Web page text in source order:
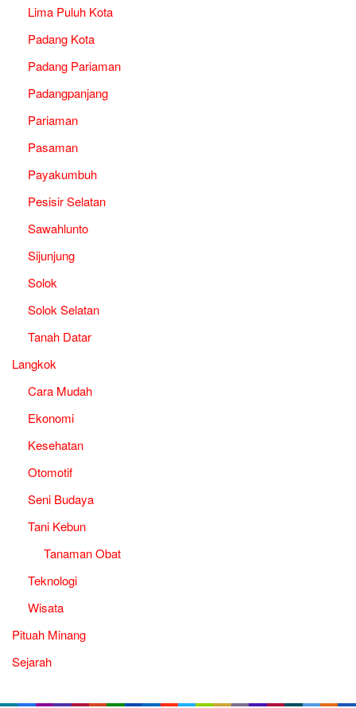
Lima Puluh Kota
Padang Kota
Padang Pariaman
Padangpanjang
Pariaman
Pasaman
Payakumbuh
Pesisir Selatan
Sawahlunto
Sijunjung
Solok
Solok Selatan
Tanah Datar
Langkok
Cara Mudah
Ekonomi
Kesehatan
Otomotif
Seni Budaya
Tani Kebun
Tanaman Obat
Teknologi
Wisata
Pituah Minang
Sejarah